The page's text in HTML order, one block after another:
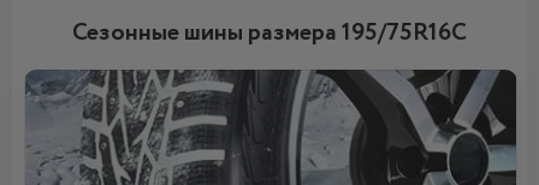
Сезонные шины размера 195/75R16C